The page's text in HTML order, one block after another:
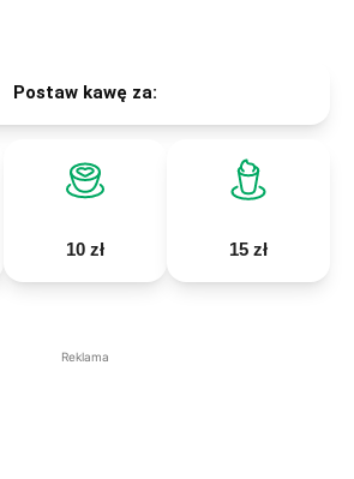
Postaw kawę za:
10 zł 15 zł
Reklama